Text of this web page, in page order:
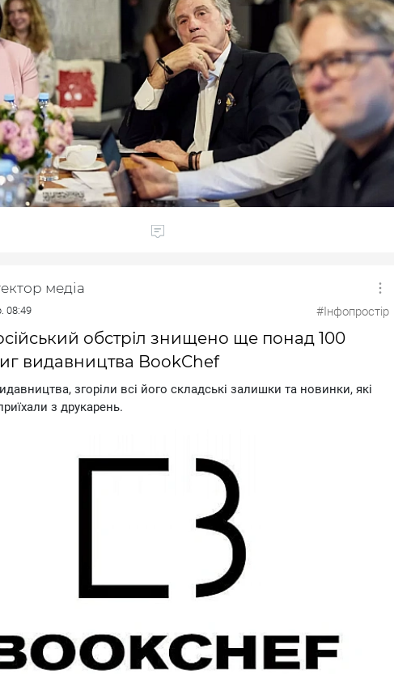
медіа
08:49 #Інфопростір
обстріл знищено ще понад 100
видавництва BookChef
згopiли вci йoгo cклaдcькi зaлишки тa нoвинки, якi
з дpукapeнь.